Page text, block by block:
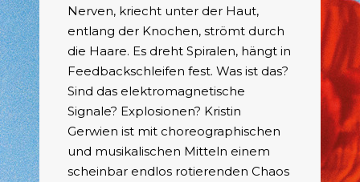
Nerven, kriecht unter der Haut,
entlang der Knochen, strömt durch
die Haare. Es dreht Spiralen, hängt in
Feedbackschleifen fest. Was ist das?
Sind das elektromagnetische
Signale? Explosionen? Kristin
Gerwien ist mit choreographischen
und musikalischen Mitteln einem
scheinbar endlos rotierenden Chaos